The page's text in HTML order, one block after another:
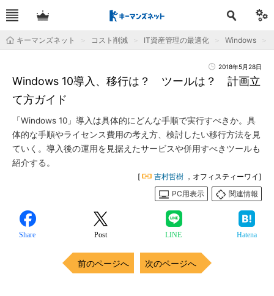
キーマンズネット コスト削減 IT資産管理の最適化 Windows
2018年5月28日
Windows 10導入、移行は？ ツールは？ 計画立
て方ガイド
「Windows 10」導入は具体的にどんな手順で実行すべきか。具
体的な手順やライセンス費用の考え方、検討したい移行方法を見
ていく。導入後の運用を見据えたサービスや併用すべきツールも
紹介する。
[ 吉村哲樹 ，オフィスティーワイ]
PC用表示
関連情報
Share Post LINE Hatena
前のページへ 次のページへ